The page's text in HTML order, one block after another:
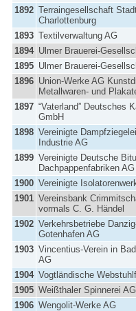
1892 Terraingesellschaft
Charlottenburg
1893 Textilverwaltung AG
1894 Ulmer Brauerei-
1895 Ulmer Brauerei-
1896 Union-Werke AG
Metallwaren- und
1897 “Vaterland” Deutsches
GmbH
1898 Vereinigte
Industrie AG
1899 Vereinigte Deutsche
Dachpappenfabriken AG
1900 Vereinigte
1901 Vereinsbank
vormals C. G. Händel
1902 Verkehrsbetriebe
Gotenhafen AG
1903 Vincentius-Verein in
AG
1904 Vogtländische
1905 Weißthaler Spinnerei AG
1906 Wengolit-Werke AG